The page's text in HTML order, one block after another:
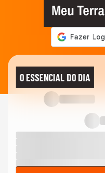
Meu Terra
O ESSENCIAL DO DIA